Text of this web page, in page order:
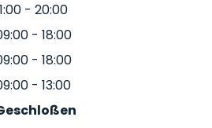
- 20:00
- 18:00
- 18:00
- 13:00